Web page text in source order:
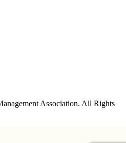
Association. All Rights